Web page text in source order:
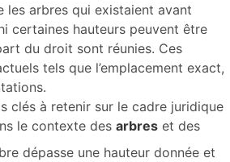
les arbres qui existaient avant
certaines hauteurs peuvent être
du droit sont réunies. Ces
tels que l’emplacement exact,
clés à retenir sur le cadre juridique
le contexte des arbres et des
dépasse une hauteur donnée et